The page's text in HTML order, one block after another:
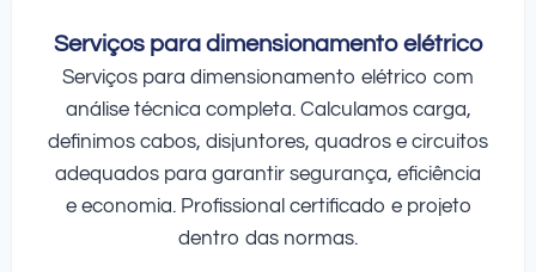
Serviços para dimensionamento elétrico
Serviços para dimensionamento elétrico com
análise técnica completa. Calculamos carga,
definimos cabos, disjuntores, quadros e circuitos
adequados para garantir segurança, eficiência
e economia. Profissional certificado e projeto
dentro das normas.